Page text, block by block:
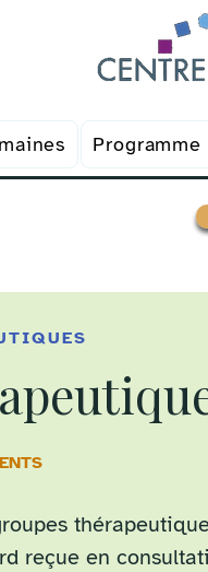
Programme
reçue en